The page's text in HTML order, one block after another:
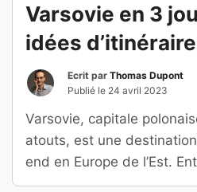
Varsovie en 3
idées
Ecrit par Thomas Dupont
Publié le 24 avril 2023
Varsovie, capitale
atouts, est une
end en Europe de l’Est.
son riche patrimoine